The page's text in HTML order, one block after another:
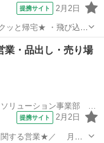
提携サイト 2月2日
と帰宅★ ・飛び込み
＞ 個
様からの問合せ対応 フ
業・品出し・売り場
提携サイト 2月2日
関する営業★／ 月収